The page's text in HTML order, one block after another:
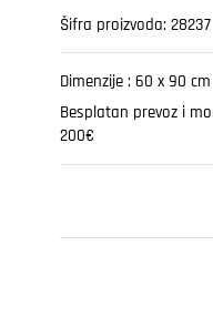
Šifra proizvoda: 28237
Dimenzije : 60 x 90 cm
Besplatan prevoz i
200€